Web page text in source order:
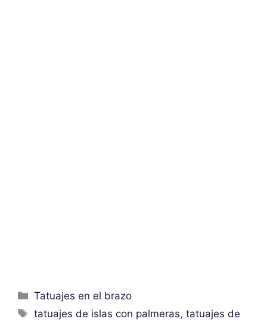
Categorías
Tatuajes en el brazo
Etiquetas
tatuajes de islas con palmeras,tatuajes de